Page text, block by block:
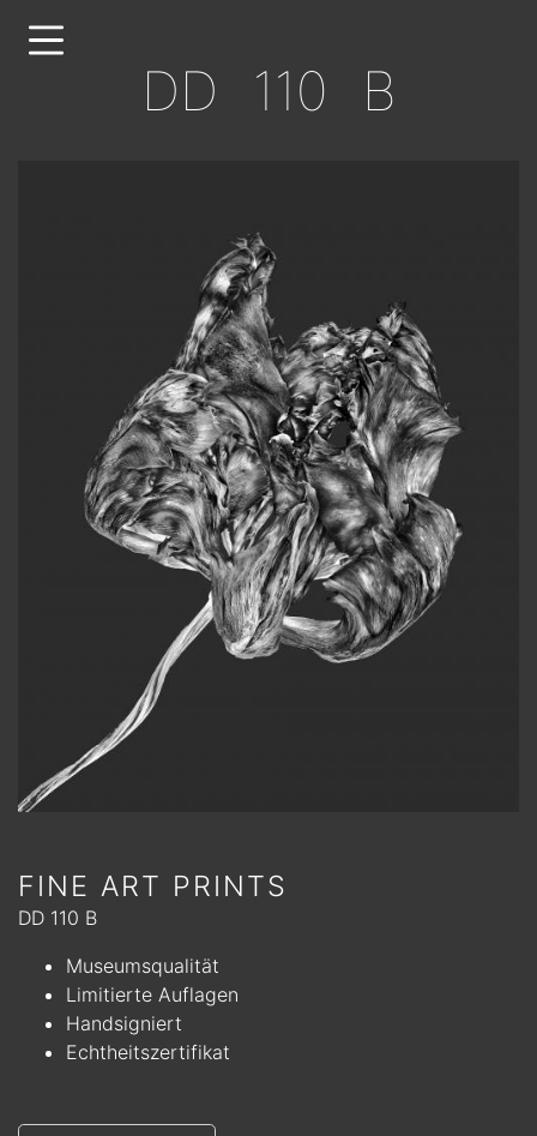
Inhalt
DD 110 B
FINE ART PRINTS
DD 110 B
Museumsqualität
Limitierte Auflagen
Handsigniert
Echtheitszertifikat